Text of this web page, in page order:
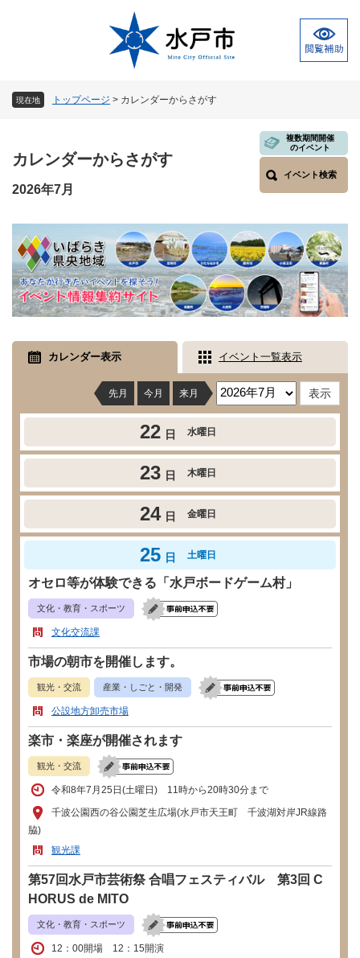
現在地 トップページ > カレンダーからさがす
文
カレンダーからさがす
複数期間開催
のイベント
イベント検索
2026年7月
カレンダー表示 イベント一覧表示
先月 今月 来月
22 日 水曜日
23 日 木曜日
24 日 金曜日
25 日 土曜日
オセロ等が体験できる「水戸ボードゲーム村」
文化・教育・スポーツ
文化交流課
市場の朝市を開催します。
観光・交流 産業・しごと・開発
公設地方卸売市場
楽市・楽座が開催されます
観光・交流
令和8年7月25日(土曜日) 11時から20時30分まで
千波公園西の谷公園芝生広場(水戸市天王町 千波湖対岸JR線路
脇)
観光課
第57回水戸市芸術祭 合唱フェスティバル 第3回 C
HORUS de MITO
文化・教育・スポーツ
12：00開場 12：15開演